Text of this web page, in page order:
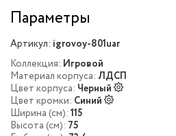
Параметры
Артикул: igrovoy-801uar
Коллекция: Игровой
Материал корпуса: ЛДСП
Цвет корпуса: Черный
Цвет кромки: Синий
Ширина (см): 115
Высота (см): 75